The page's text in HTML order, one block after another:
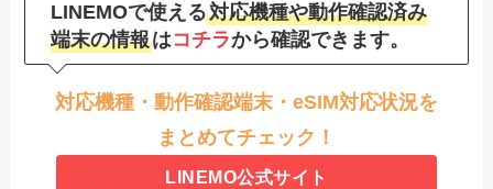
LINEMOで使える対応機種や動作確認済み
端末の情報はコチラから確認できます。
対応機種・動作確認端末・eSIM対応状況を
まとめてチェック！
LINEMO公式サイト